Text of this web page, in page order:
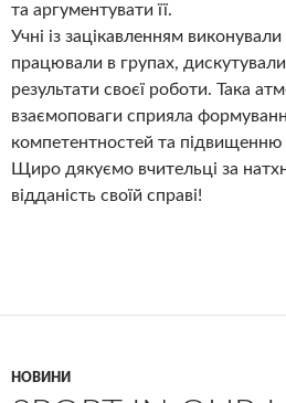
та аргументувати її.
Учні із зацікавленням
працювали в групах,
результати своєї роботи. Така
взаємоповаги сприяла
компетентностей та підвищенню
Щиро дякуємо вчительці за
відданість своїй справі!
НОВИНИ